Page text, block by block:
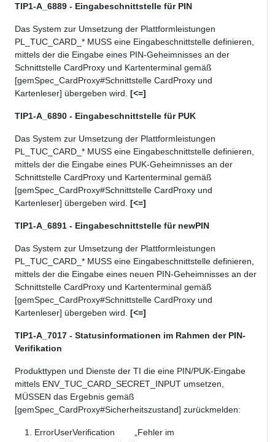
TIP1-A_6889 - Eingabeschnittstelle für PIN
Das System zur Umsetzung der Plattformleistungen
PL_TUC_CARD_* MUSS eine Eingabeschnittstelle definieren,
mittels der die Eingabe eines PIN-Geheimnisses an der
Schnittstelle CardProxy und Kartenterminal gemäß
[gemSpec_CardProxy#Schnittstelle CardProxy und
Kartenleser] übergeben wird. [<=]
TIP1-A_6890 - Eingabeschnittstelle für PUK
Das System zur Umsetzung der Plattformleistungen
PL_TUC_CARD_* MUSS eine Eingabeschnittstelle definieren,
mittels der die Eingabe eines PUK-Geheimnisses an der
Schnittstelle CardProxy und Kartenterminal gemäß
[gemSpec_CardProxy#Schnittstelle CardProxy und
Kartenleser] übergeben wird. [<=]
TIP1-A_6891 - Eingabeschnittstelle für newPIN
Das System zur Umsetzung der Plattformleistungen
PL_TUC_CARD_* MUSS eine Eingabeschnittstelle definieren,
mittels der die Eingabe eines neuen PIN-Geheimnisses an der
Schnittstelle CardProxy und Kartenterminal gemäß
[gemSpec_CardProxy#Schnittstelle CardProxy und
Kartenleser] übergeben wird. [<=]
TIP1-A_7017 - Statusinformationen im Rahmen der PIN-
Verifikation
Produkttypen und Dienste der TI die eine PIN/PUK-Eingabe
mittels ENV_TUC_CARD_SECRET_INPUT umsetzen,
MÜSSEN das Ergebnis gemäß
[gemSpec_CardProxy#Sicherheitszustand] zurückmelden:
ErrorUserVerification „Fehler im